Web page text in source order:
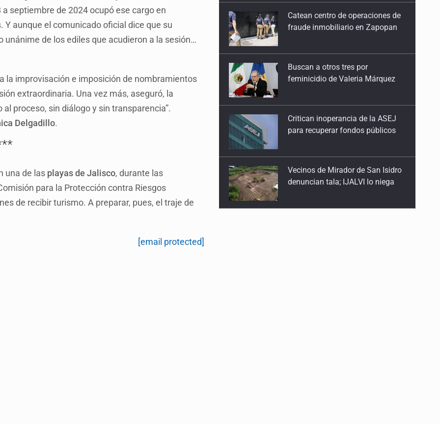
septiembre de 2024 ocupó ese cargo en
aunque el comunicado oficial dice que su
unánime de los ediles que acudieron a la sesión…
la improvisación e imposición de nombramientos
extraordinaria. Una vez más, aseguró, la
proceso, sin diálogo y sin transparencia”.
Delgadillo.
una de las playas de Jalisco, durante las
para la Protección contra Riesgos
de recibir turismo. A preparar, pues, el traje de
[email protected]
25 de Julio de 2026
Quinto Patio
Quinto Patio
23 de Julio de 2026
Quinto Patio
22 de Julio de 2026
Quinto Patio
21 de Julio de 2026
Quinto Patio
20 de Julio de 2026
feminicidio de Valeria Márquez
para recuperar fondos públicos
denuncian tala; IJALVI lo niega
jalapeños mexicanos